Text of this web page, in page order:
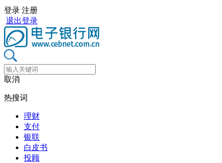
登录 注册
退出登录
取消
热搜词
理财
支付
银联
白皮书
投顾